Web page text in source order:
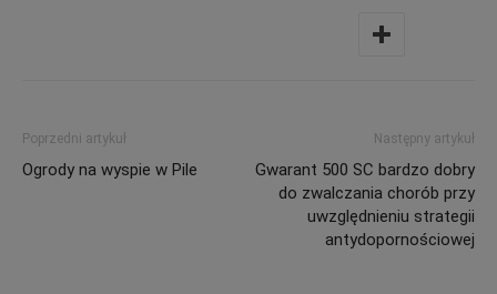
Poprzedni artykuł
Ogrody na wyspie w Pile
Następny artykuł
Gwarant 500 SC bardzo dobry
do zwalczania chorób przy
uwzględnieniu strategii
antydopornościowej